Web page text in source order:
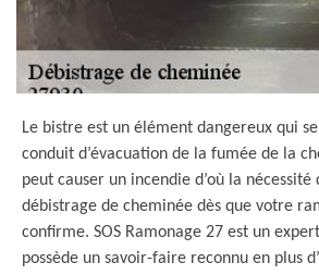
Le bistre est un élément dangereux qui
conduit d’évacuation de la fumée de la
peut causer un incendie d’où la
débistrage de cheminée dès que votre
confirme. SOS Ramonage 27 est un
possède un savoir-faire reconnu en plus